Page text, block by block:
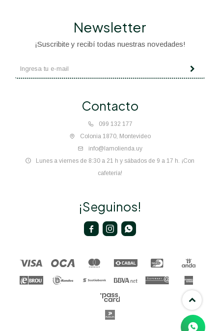
Contacto
099 132 177
Colonia 1870, Montevideo
info@lamolienda.uy
Lunes a viernes de 8:30 a 21 h y sábados de 9 a 17 h. ¡Con
cafetería!
Newsletter
¡Suscribite y recibí todas nuestras novedades!
¡Seguinos!
  